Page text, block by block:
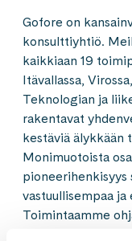
Gofore on
konsulttiyhtiö.
kaikkiaan 19
Itävallassa,
Teknologian ja
rakentavat
kestäviä älykkään
Monimuotoista
pioneerihenkisyys
vastuullisempaa
Toimintaamme